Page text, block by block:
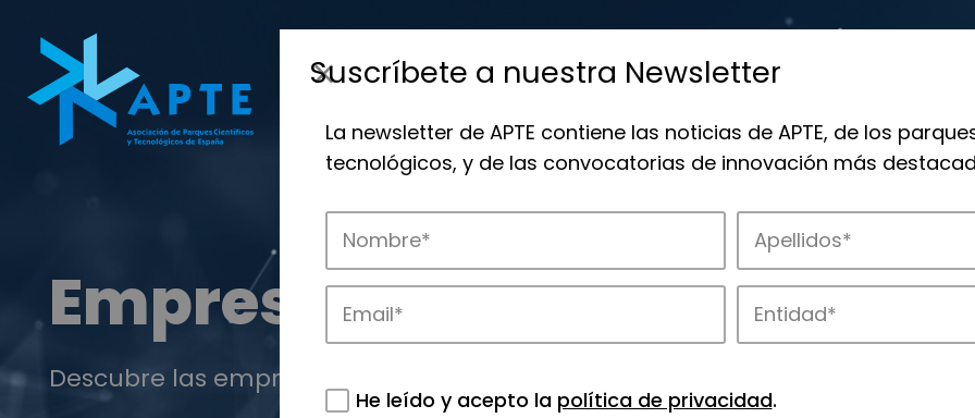
Empresas
Descubre las empresas que impulsan la innovación en los parques de APTE.
Suscríbete a nuestra Newsletter
La newsletter de APTE contiene las noticias de APTE, de los
tecnológicos, y de las convocatorias de innovación más
He leído y acepto la política de privacidad.